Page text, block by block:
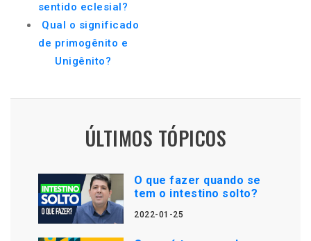
sentido eclesial?
Qual o significado
de primogênito e
Unigênito?
ÚLTIMOS TÓPICOS
O que fazer quando se
tem o intestino solto?
2022-01-25